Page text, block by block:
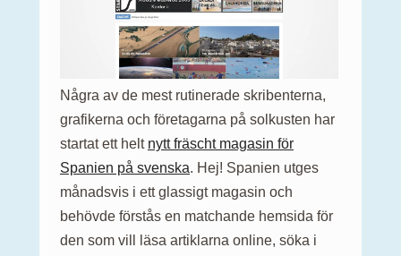
Några av de mest rutinerade skribenterna,
grafikerna och företagarna på solkusten har
startat ett helt nytt fräscht magasin för
Spanien på svenska. Hej! Spanien utges
månadsvis i ett glassigt magasin och
behövde förstås en matchande hemsida för
den som vill läsa artiklarna online, söka i